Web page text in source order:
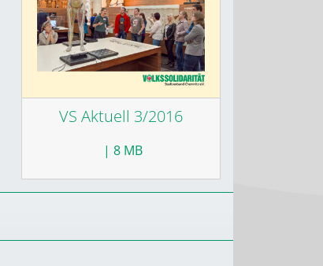
VS Aktuell 3/2016
| 8 MB